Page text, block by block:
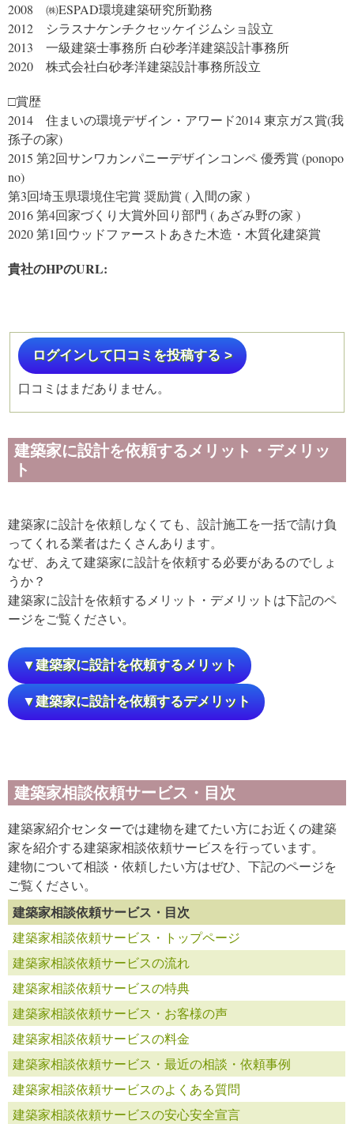
2008 ㈱ESPAD環境建築研究所勤務
2012 シラスナケンチクセッケイジムショ設立
2013 一級建築士事務所 白砂孝洋建築設計事務所
2020 株式会社白砂孝洋建築設計事務所設立
□賞歴
2014 住まいの環境デザイン・アワード2014 東京ガス賞(我
孫子の家)
2015 第2回サンワカンパニーデザインコンペ 優秀賞 (ponopo
no)
第3回埼玉県環境住宅賞 奨励賞 ( 入間の家 )
2016 第4回家づくり大賞外回り部門 ( あざみ野の家 )
2020 第1回ウッドファーストあきた木造・木質化建築賞
貴社のHPのURL:
ログインして口コミを投稿する >
口コミはまだありません。
建築家に設計を依頼するメリット・デメリッ
ト
建築家に設計を依頼しなくても、設計施工を一括で請け負
ってくれる業者はたくさんあります。
なぜ、あえて建築家に設計を依頼する必要があるのでしょ
うか？
建築家に設計を依頼するメリット・デメリットは下記のペ
ージをご覧ください。
▼建築家に設計を依頼するメリット
▼建築家に設計を依頼するデメリット
建築家相談依頼サービス・目次
建築家紹介センターでは建物を建てたい方にお近くの建築
家を紹介する建築家相談依頼サービスを行っています。
建物について相談・依頼したい方はぜひ、下記のページを
ご覧ください。
建築家相談依頼サービス・目次
建築家相談依頼サービス・トップページ
建築家相談依頼サービスの流れ
建築家相談依頼サービスの特典
建築家相談依頼サービス・お客様の声
建築家相談依頼サービスの料金
建築家相談依頼サービス・最近の相談・依頼事例
建築家相談依頼サービスのよくある質問
建築家相談依頼サービスの安心安全宣言